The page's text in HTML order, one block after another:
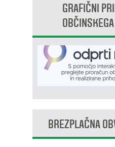
GRAFIČNI
BREZPLAČNA